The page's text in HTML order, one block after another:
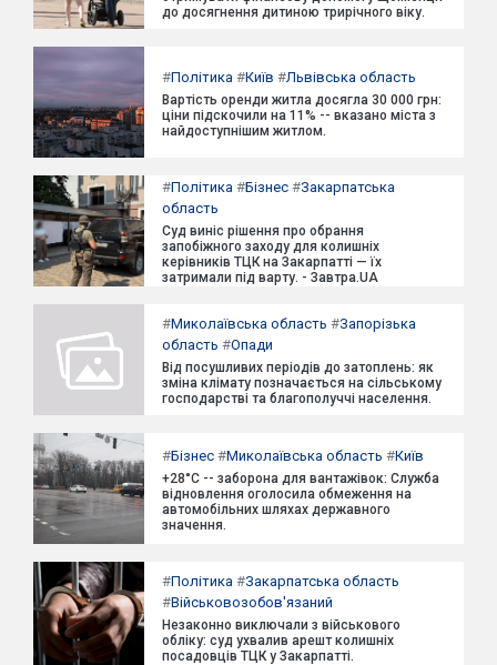
до досягнення дитиною трирічного віку.
#Політика #Київ #Львівська область
Вартість оренди житла досягла 30 000 грн:
ціни підскочили на 11% -- вказано міста з
найдоступнішим житлом.
#Політика #Бізнес #Закарпатська
область
Суд виніс рішення про обрання
запобіжного заходу для колишніх
керівників ТЦК на Закарпатті — їх
затримали під варту. - Завтра.UA
#Миколаївська область #Запорізька
область #Опади
Від посушливих періодів до затоплень: як
зміна клімату позначається на сільському
господарстві та благополуччі населення.
#Бізнес #Миколаївська область #Київ
+28°C -- заборона для вантажівок: Служба
відновлення оголосила обмеження на
автомобільних шляхах державного
значення.
#Політика #Закарпатська область
#Військовозобов'язаний
Незаконно виключали з військового
обліку: суд ухвалив арешт колишніх
посадовців ТЦК у Закарпатті.